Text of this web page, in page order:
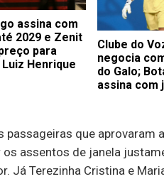
assina com
2029 e Zenit
para
Henrique
Clube do
negocia
do Galo;
assina com
passageiras que aprovaram
os assentos de janela
Já Terezinha Cristina e